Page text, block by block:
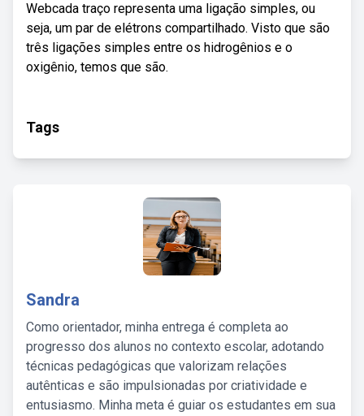
Webcada traço representa uma ligação simples, ou
seja, um par de elétrons compartilhado. Visto que são
três ligações simples entre os hidrogênios e o
oxigênio, temos que são.
Tags
Sandra
Como orientador, minha entrega é completa ao
progresso dos alunos no contexto escolar, adotando
técnicas pedagógicas que valorizam relações
autênticas e são impulsionadas por criatividade e
entusiasmo. Minha meta é guiar os estudantes em sua